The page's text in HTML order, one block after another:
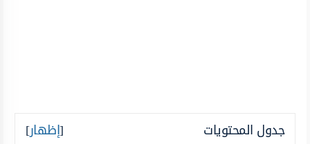
جدول المحتويات [إظهار]